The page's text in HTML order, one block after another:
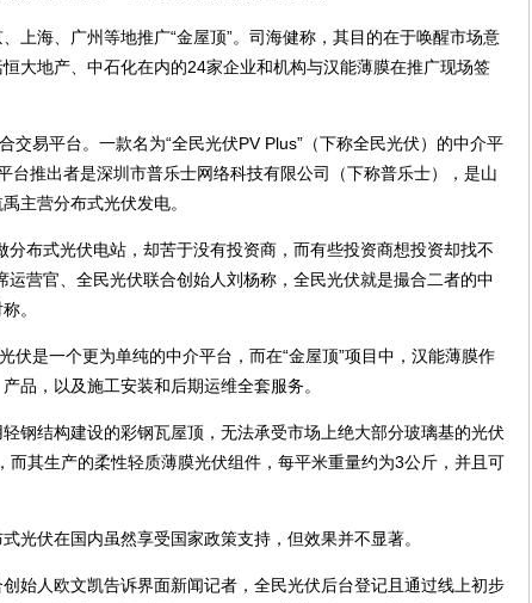
海、广州等地推广“金屋顶”。司海健称，其目的在于唤醒市场意
大地产、中石化在内的24家企业和机构与汉能薄膜在推广现场签
易平台。一款名为“全民光伏PV Plus”（下称全民光伏）的中介平
台推出者是深圳市普乐士网络科技有限公司（下称普乐士），是山
主营分布式光伏发电。
布式光伏电站，却苦于没有投资商，而有些投资商想投资却找不
运营官、全民光伏联合创始人刘杨称，全民光伏就是撮合二者的中
。
是一个更为单纯的中介平台，而在“金屋顶”项目中，汉能薄膜作
品，以及施工安装和后期运维全套服务。
结构建设的彩钢瓦屋顶，无法承受市场上绝大部分玻璃基的光伏
而其生产的柔性轻质薄膜光伏组件，每平米重量约为3公斤，并且可
伏在国内虽然享受国家政策支持，但效果并不显著。
人欧文凯告诉界面新闻记者，全民光伏后台登记且通过线上初步